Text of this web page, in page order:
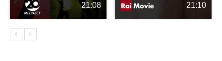
21:08 21:10